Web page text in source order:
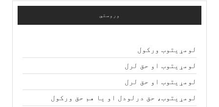
وروستي
لومړیتوب ورکول
لومړیتوب او حق لرل
لومړیتوب او حق لرل
لومړیتوب، حق درلودل او یا هم حق ورکول